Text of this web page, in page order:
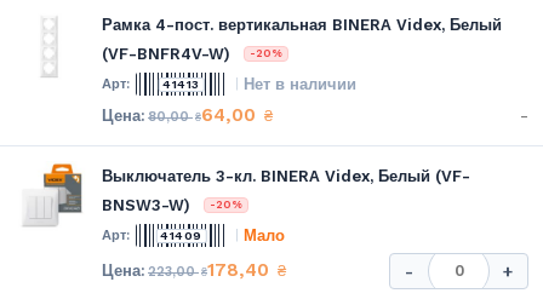
Рамка 4-пост. вертикальная BINERA Videx, Белый
(VF-BNFR4V-W)
-20%
41413 Нет в наличии
80,00₴64,00 ₴ -
Выключатель 3-кл. BINERA Videx, Белый (VF-
BNSW3-W)
-20%
41409 Мало
223,00₴178,40 ₴ - +